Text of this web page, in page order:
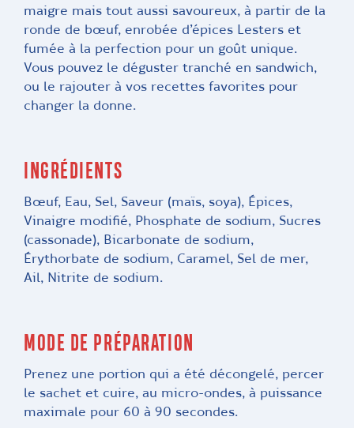
maigre mais tout aussi savoureux, à partir de la
ronde de bœuf, enrobée d’épices Lesters et
fumée à la perfection pour un goût unique.
Vous pouvez le déguster tranché en sandwich,
ou le rajouter à vos recettes favorites pour
changer la donne.
INGRÉDIENTS
Bœuf, Eau, Sel, Saveur (maïs, soya), Épices,
Vinaigre modifié, Phosphate de sodium, Sucres
(cassonade), Bicarbonate de sodium,
Érythorbate de sodium, Caramel, Sel de mer,
Ail, Nitrite de sodium.
MODE DE PRÉPARATION
Prenez une portion qui a été décongelé, percer
le sachet et cuire, au micro-ondes, à puissance
maximale pour 60 à 90 secondes.